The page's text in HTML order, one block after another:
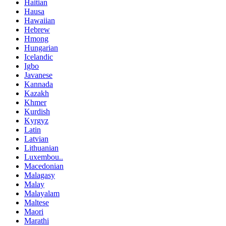
Haitian
Hausa
Hawaiian
Hebrew
Hmong
Hungarian
Icelandic
Igbo
Javanese
Kannada
Kazakh
Khmer
Kurdish
Kyrgyz
Latin
Latvian
Lithuanian
Luxembou..
Macedonian
Malagasy
Malay
Malayalam
Maltese
Maori
Marathi